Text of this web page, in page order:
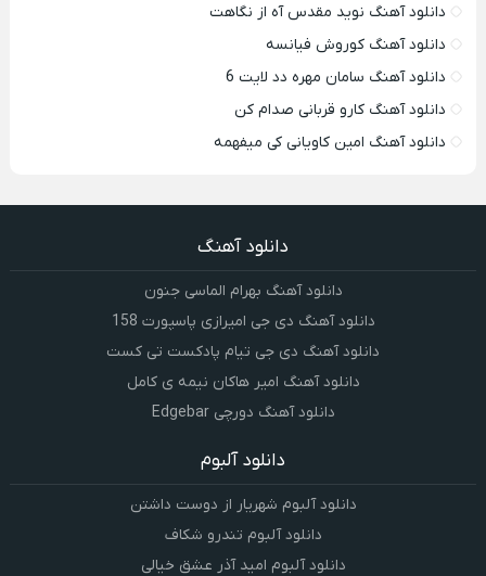
دانلود آهنگ نوید مقدس آه از نگاهت
دانلود آهنگ کوروش فیانسه
دانلود آهنگ سامان مهره دد لایت 6
دانلود آهنگ کارو قربانی صدام کن
دانلود آهنگ امین کاویانی کی میفهمه
دانلود آهنگ
دانلود آهنگ بهرام الماسی جنون
دانلود آهنگ دی جی امیرازی پاسپورت 158
دانلود آهنگ دی جی تیام پادکست تی کست
دانلود آهنگ امیر هاکان نیمه ی کامل
دانلود آهنگ دورچی Edgebar
دانلود آلبوم
دانلود آلبوم شهریار از دوست داشتن
دانلود آلبوم تندرو شکاف
دانلود آلبوم امید آذر عشق خیالی